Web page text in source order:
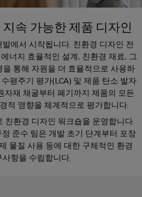
속 가능한 제품 디자인
에서 시작됩니다. 친환경 디자인 전
너지 효율적인 설계, 친환경 재료, 그
통해 자원을 더 효율적으로 사용하
평주기 평가(LCA) 및 제품 탄소 발자
자재 채굴부터 폐기까지 제품의 모든
적 영향을 체계적으로 평가합니다.
친환경 디자인 워크숍을 운영합니다.
준수 팀은 개발 초기 단계부터 포장
물질 사용 등에 대한 구체적인 환경
사항을 수립합니다.